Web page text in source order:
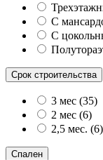
С
С
Срок строительства
3 мес (35)
2 мес (6)
2,5 мес. (6)
Спален